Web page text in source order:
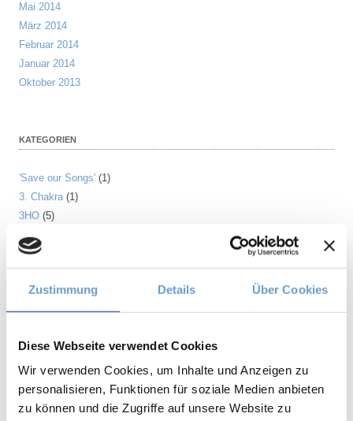
Zustimmung Details Über Cookies
Diese Webseite verwendet Cookies
Wir verwenden Cookies, um Inhalte und Anzeigen zu
personalisieren, Funktionen für soziale Medien anbieten
zu können und die Zugriffe auf unsere Website zu
Mai 2014
März 2014
Februar 2014
Januar 2014
Oktober 2013
KATEGORIEN
'Save our Songs' (1)
3. Chakra(1)
3HO (5)
Achtsamkeit
Achtsamkeitspraxis
Ahnen(1)
Alleinsein(3)
Allgemein(197)
Angst(6)
Arjuna(2)
Astrologie(1)
Atem(41)